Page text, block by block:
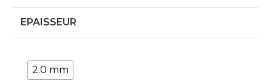
EPAISSEUR
2.0 mm